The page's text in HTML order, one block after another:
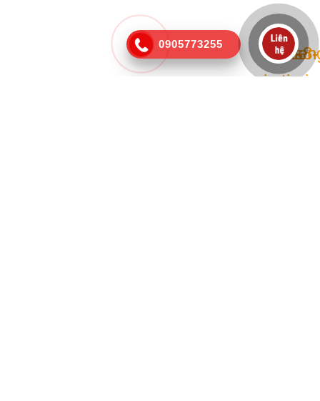
0905773255